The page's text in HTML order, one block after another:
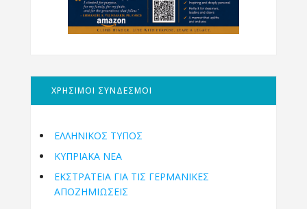
ΧΡΗΣΙΜΟΙ ΣΥΝΔΕΣΜΟΙ
ΕΛΛΗΝΙΚΟΣ ΤΥΠΟΣ
ΚΥΠΡΙΑΚΑ ΝΕΑ
ΕΚΣΤΡΑΤΕΙΑ ΓΙΑ ΤΙΣ ΓΕΡΜΑΝΙΚΕΣ
ΑΠΟΖΗΜΙΩΣΕΙΣ